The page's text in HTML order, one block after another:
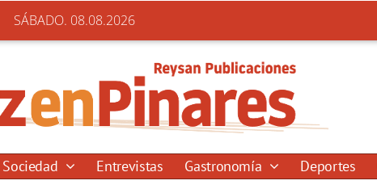
SÁBADO. 08.08.2026
Sociedad Entrevistas Gastronomía Deportes